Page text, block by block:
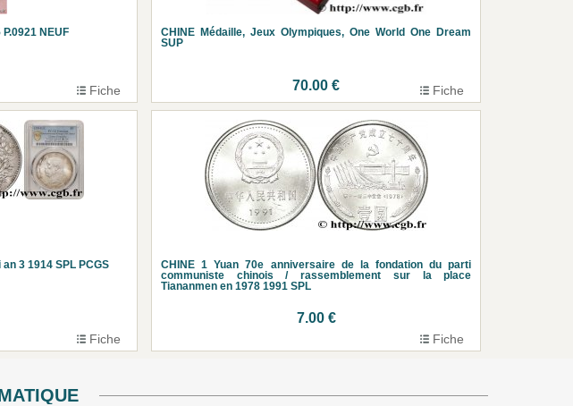
NEUF
Fiche
CHINE Médaille, Jeux Olympiques, One World One Dream
SUP
70.00 € Fiche
3 1914 SPL PCGS
Fiche
CHINE 1 Yuan 70e anniversaire de la fondation du parti
communiste chinois / rassemblement sur la place
Tiananmen en 1978 1991 SPL
7.00 €
Fiche